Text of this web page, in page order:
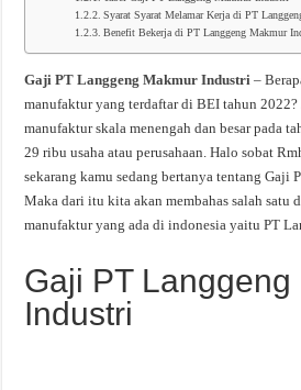
Syarat Syarat Melamar Kerja di PT
Benefit Bekerja di PT Langgeng Makmur
Gaji PT Langgeng Makmur Industri –
manufaktur yang terdaftar di BEI tahun
manufaktur skala menengah dan besar pada
29 ribu usaha atau perusahaan. Halo sobat
sekarang kamu sedang bertanya tentang Gaji
Maka dari itu kita akan membahas salah satu
manufaktur yang ada di indonesia yaitu PT
Gaji PT Langgeng
Industri